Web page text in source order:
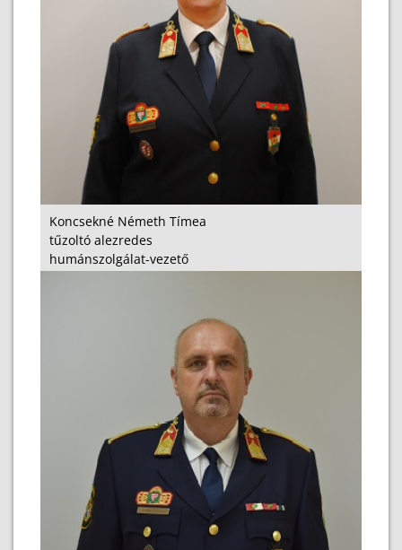
Koncsekné Németh Tímea
tűzoltó alezredes
humánszolgálat-vezető